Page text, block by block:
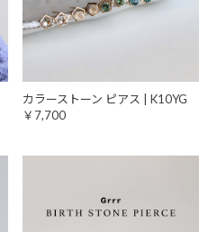
カラーストーン ピアス | K10YG
￥7,700